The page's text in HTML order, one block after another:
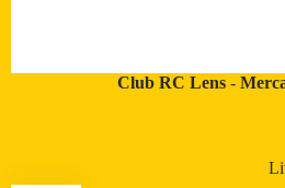
Club RC Lens-